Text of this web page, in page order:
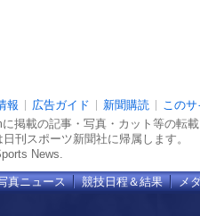
報 広告ガイド 新聞購読
この
掲載の記事・写真・カット等の転
日刊スポーツ新聞社に帰属します。
News.
真ニュース 競技日程＆結果 メ